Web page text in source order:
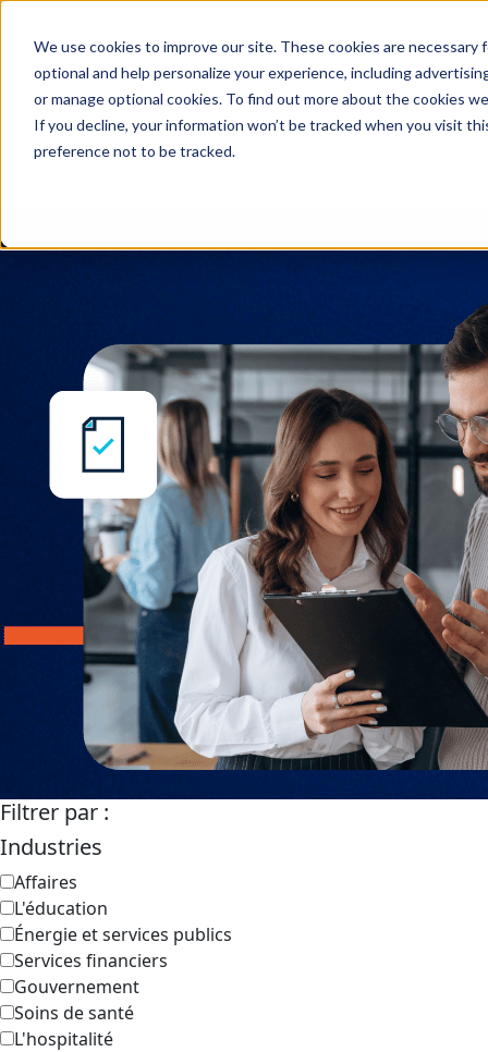
We use cookies to improve our site. These cookies are
optional and help personalize your experience, including
or manage optional cookies. To find out more about the cookies
If you decline, your information won’t be tracked when you visit
preference not to be tracked.
Recherche
Recherche
Filtrer par :
Industries
Affaires
L'éducation
Énergie et services publics
Services financiers
Gouvernement
Soins de santé
L'hospitalité